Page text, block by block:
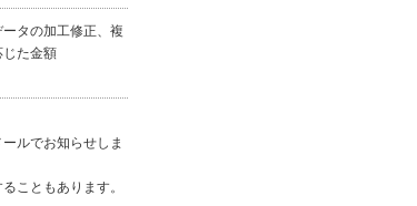
タの加工修正、複
じた金額
ルでお知らせしま
こともあります。